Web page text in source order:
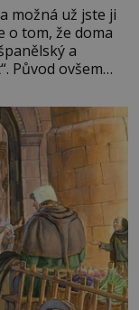
možná už jste ji
o tom, že doma
a
Původ ovšem
a k tomu